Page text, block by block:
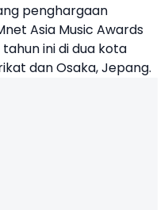
penghargaan
Asia Music Awards
ini di dua kota
dan Osaka, Jepang.